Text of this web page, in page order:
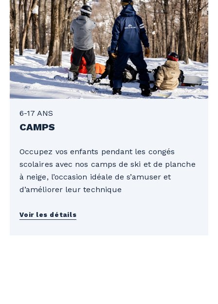
6-17 ANS
CAMPS
Occupez vos enfants pendant les congés
scolaires avec nos camps de ski et de planche
à neige, l’occasion idéale de s’amuser et
d’améliorer leur technique
Voir les détails